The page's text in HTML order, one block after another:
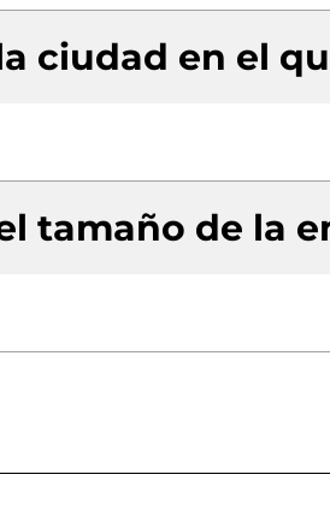
ciudad en el
tamaño de la